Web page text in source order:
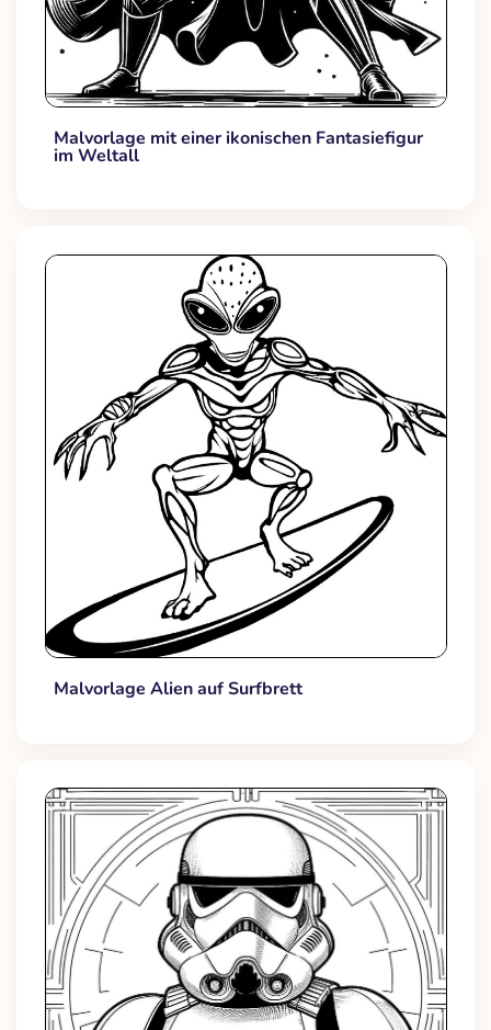
Malvorlage mit einer ikonischen Fantasiefigur
im Weltall
Malvorlage Alien auf Surfbrett